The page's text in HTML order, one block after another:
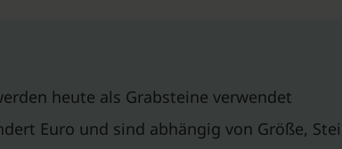
heute als Grabsteine verwendet
Euro und sind abhängig von Größe,